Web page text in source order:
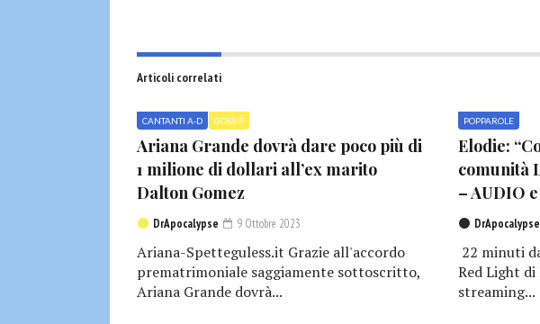
Articoli correlati
CANTANTI A-D GOSSIP
Ariana Grande dovrà dare poco più di
1 milione di dollari all’ex marito
Dalton Gomez
DrApocalypse 9 Ottobre 2023
Ariana-Spetteguless.it Grazie all'accordo
prematrimoniale saggiamente sottoscritto,
Ariana Grande dovrà...
POPPAROLE
Elodie:
comunità
– AUDIO
DrApocalypse
22 minuti
Red Light
streaming...